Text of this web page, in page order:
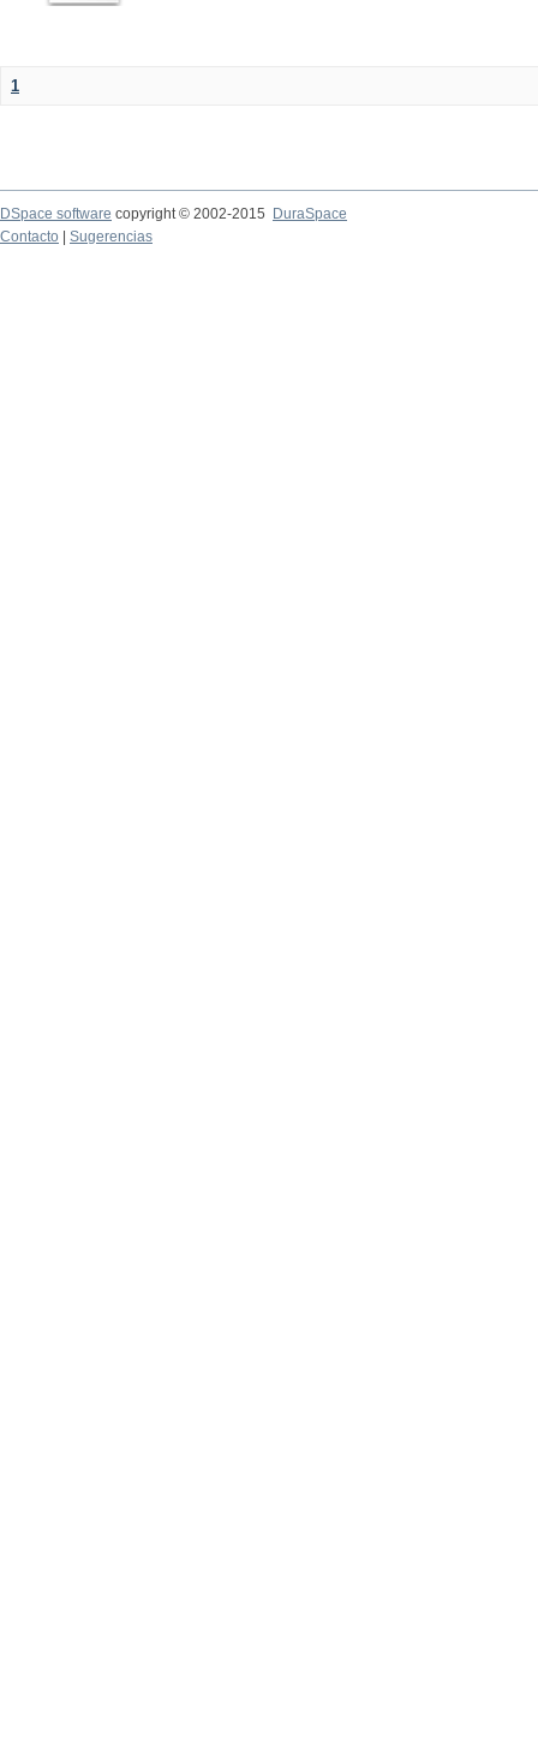
1
DSpace software copyright © 2002-2015
DuraSpace
Contacto
Sugerencias